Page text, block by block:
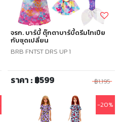
จรก. บาร์บี้ ตุ๊กตาบาร์บี้ดรีมโทเปีย
กับชุดเปลี่ยน
BRB FNTST DRS UP 1
ราคา : ฿599 ฿1,195
-20%